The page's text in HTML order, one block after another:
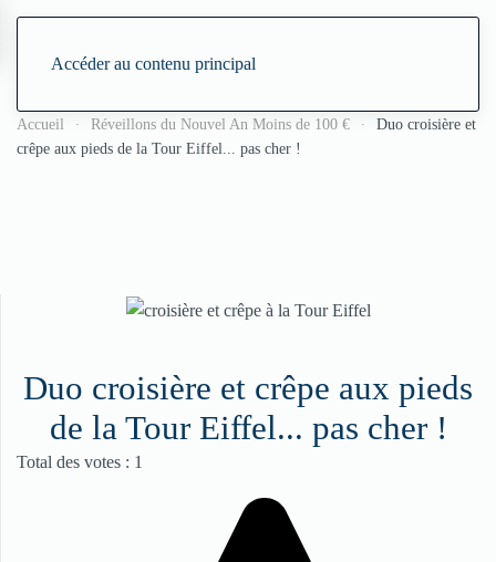
Accéder au contenu principal
Accueil Réveillons du Nouvel An Moins de 100 €
Duo croisière et
crêpe aux pieds de la Tour Eiffel... pas cher !
Duo croisière et crêpe aux pieds
de la Tour Eiffel... pas cher !
Vote utilisateur: 5/
Total des votes : 1